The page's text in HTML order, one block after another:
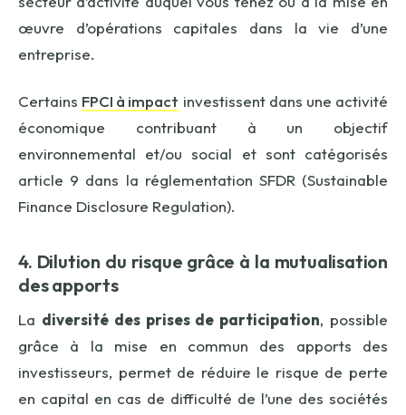
œuvre d’opérations capitales dans la vie d’une
entreprise.
Certains FPCI à impact investissent dans une activité
économique contribuant à un objectif
environnemental et/ou social et sont catégorisés
article 9 dans la réglementation SFDR (Sustainable
Finance Disclosure Regulation).
4. Dilution du risque grâce à la mutualisation
des apports
La diversité des prises de participation, possible
grâce à la mise en commun des apports des
investisseurs, permet de réduire le risque de perte
en capital en cas de difficulté de l’une des sociétés